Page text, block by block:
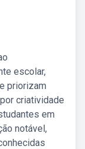
escolar,
priorizam
criatividade
em
notável,